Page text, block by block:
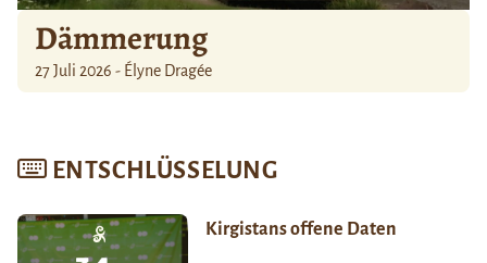
Dämmerung
27 Juli 2026 - Élyne Dragée
ENTSCHLÜSSELUNG
Kirgistans offene Daten